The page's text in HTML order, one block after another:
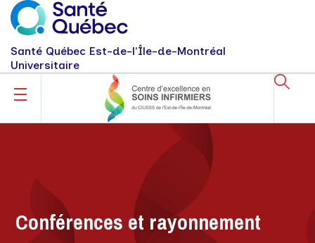
Santé Québec Est-de-l'Île-de-Montréal
Universitaire
Conférences et rayonnement